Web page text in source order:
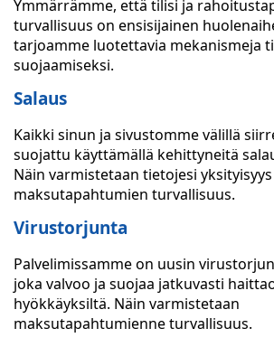
Ymmärrämme, että tilisi ja
turvallisuus on ensisijainen
tarjoamme luotettavia mekanismeja
suojaamiseksi.
Salaus
Kaikki sinun ja sivustomme välillä
suojattu käyttämällä kehittyneitä
Näin varmistetaan tietojesi yksityisyys
maksutapahtumien turvallisuus.
Virustorjunta
Palvelimissamme on uusin
joka valvoo ja suojaa jatkuvasti
hyökkäyksiltä. Näin varmistetaan
maksutapahtumienne turvallisuus.